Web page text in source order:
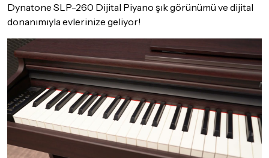
Dynatone SLP-260 Dijital Piyano şık görünümü ve dijital
donanımıyla evlerinize geliyor!